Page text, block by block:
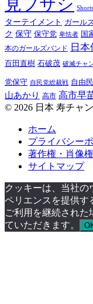
見フサシ Shorts
ターテイメント ガール
ク 保守 保守党 卑怯者 国
本のガールズバンド
日
百田直樹 石破茂 破滅チャ
党保守 自民党総裁戦 自由
山あかり 高市 高市早
© 2026 日本 寿チャ
ホーム
プライバシー
著作権・肖像
サイトマップ
クッキーは、当社の
ペリエンスを提供す
ご利用を継続され
ていただきます。